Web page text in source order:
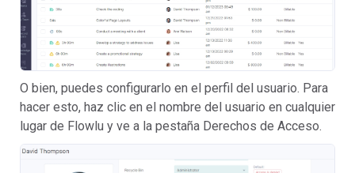
O bien, puedes configurarlo en el perfil del usuario. Para
hacer esto, haz clic en el nombre del usuario en cualquier
lugar de Flowlu y ve a la pestaña Derechos de Acceso.